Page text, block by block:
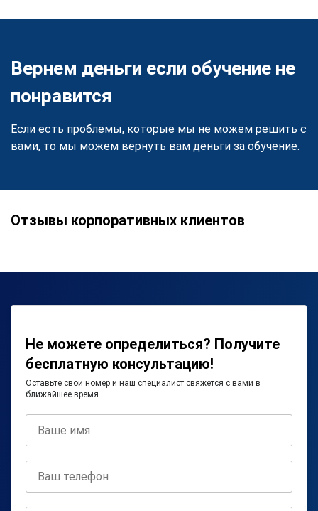
Вернем деньги если обучение не
понравится
Если есть проблемы, которые мы не можем решить с
вами, то мы можем вернуть вам деньги за обучение.
Отзывы корпоративных клиентов
Не можете определиться? Получите
бесплатную консультацию!
Оставьте свой номер и наш специалист свяжется с вами в
ближайшее время